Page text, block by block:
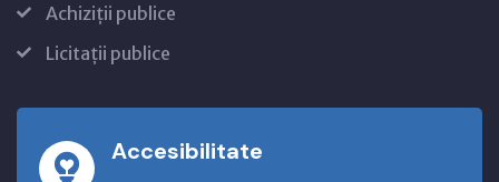
Achiziții publice
Licitații publice
Accesibilitate